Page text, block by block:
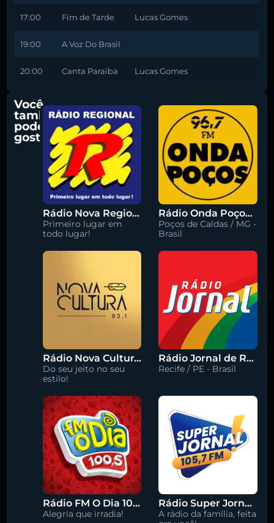
17:00 Fim de Tarde Lucas Gomes
19:00 A Voz Do Brasil
20:00 Canta Paraíba Lucas Gomes
Você
também
pode
gostar
Rádio Nova Regional 91.5 FM
Primeiro lugar em
todo lugar!
Rádio Onda Poços 96.7 FM
Poços de Caldas / MG -
Brasil
Rádio Nova Cultura 93.1 FM
Do seu jeito no seu
estilo!
Rádio Jornal de Recife 90.3 FM
Recife / PE - Brasil
Rádio FM O Dia 100.5
Alegria que irradia!
Rádio Super Jornal 105.7 FM
A rádio da família, feita